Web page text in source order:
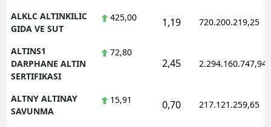
ALKLC ALTINKILIC
GIDA VE SUT
425,00 1,19 720.200.219,25
ALTINS1
DARPHANE ALTIN
SERTIFIKASI
72,80
2,45 2.294.160.747,94
ALTNY ALTINAY
SAVUNMA
15,91 0,70 217.121.259,65